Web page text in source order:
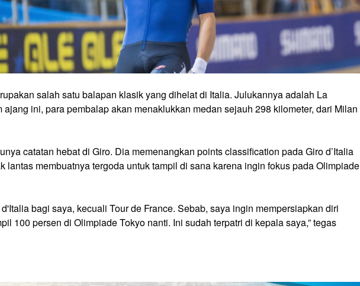
salah satu balapan klasik yang dihelat di Italia. Julukannya adalah La
ini, para pembalap akan menaklukkan medan sejauh 298 kilometer, dari Milan
catatan hebat di Giro. Dia memenangkan points classification pada Giro d’Italia
lantas membuatnya tergoda untuk tampil di sana karena ingin fokus pada Olimpiade
bagi saya, kecuali Tour de France. Sebab, saya ingin mempersiapkan diri
100 persen di Olimpiade Tokyo nanti. Ini sudah terpatri di kepala saya,” tegas